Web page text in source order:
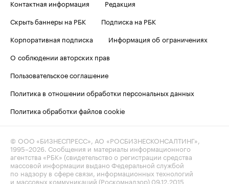
Контактная информация
Редакция
Скрыть баннеры на РБК
Подписка на РБК
Корпоративная подписка
Информация об ограничениях
О соблюдении авторских прав
Пользовательское соглашение
Политика в отношении обработки персональных данных
Политика обработки файлов cookie
© ООО «БИЗНЕСПРЕСС», АО «РОСБИЗНЕСКОНСАЛТИНГ»,
1995–2026. Сообщения и материалы информационного
агентства «РБК» (свидетельство о регистрации средства
массовой информации выдано Федеральной службой
по надзору в сфере связи, информационных технологий
и массовых коммуникаций (Роскомнадзор) 09.12.2015